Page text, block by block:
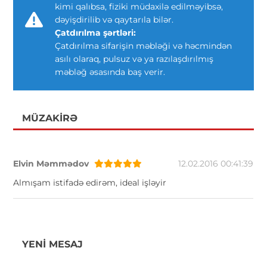
kimi qalıbsa, fiziki müdaxilə edilməyibsə,
dəyişdirilib və qaytarıla bilər.
Çatdırılma şərtləri:
Çatdırılma sifarişin məbləği və həcmindən
asılı olaraq, pulsuz və ya razılaşdırılmış
məbləğ əsasında baş verir.
MÜZAKIRƏ
Elvin Məmmədov
12.02.2016 00:41:39
Almışam istifadə edirəm, ideal işləyir
YENI MESAJ